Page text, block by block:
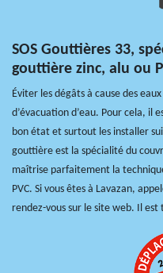
SOS Gouttières 33,
gouttière zinc, alu ou
Éviter les dégâts à cause des
d’évacuation d’eau. Pour cela, il
bon état et surtout les installer
gouttière est la spécialité du
maîtrise parfaitement la
PVC. Si vous êtes à Lavazan,
rendez-vous sur le site web. Il